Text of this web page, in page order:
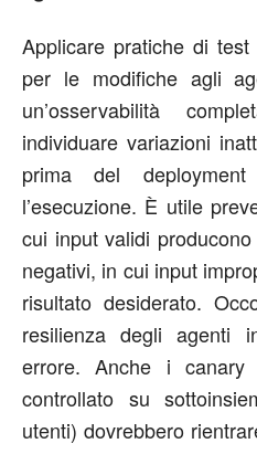
Applicare pratiche di
per le modifiche agli
un’osservabilità
individuare variazioni
prima del
l’esecuzione. È utile
cui input validi
negativi, in cui input
risultato desiderato.
resilienza degli agenti
errore. Anche i
controllato su
utenti) dovrebbero